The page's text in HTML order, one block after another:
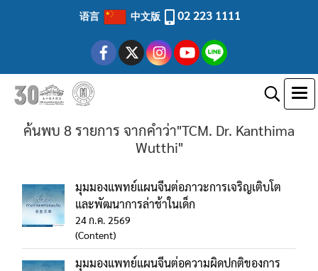
语言 中文版 02 223 1111
ค้นพบ 8 รายการ จากคำว่า"TCM. Dr. Kanthima
Wutthi"
มุมมองแพทย์แผนจีนต่อภาวะการเจริญเติบโต
และพัฒนาการล่าช้าในเด็ก
24 ก.ค. 2569
(Content)
มุมมองแพทย์แผนจีนต่อความผิดปกติของการ